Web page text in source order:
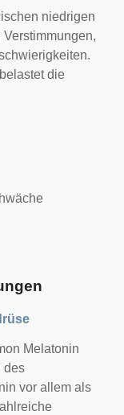
niedrigen
die
Melatonin
des
vor allem als